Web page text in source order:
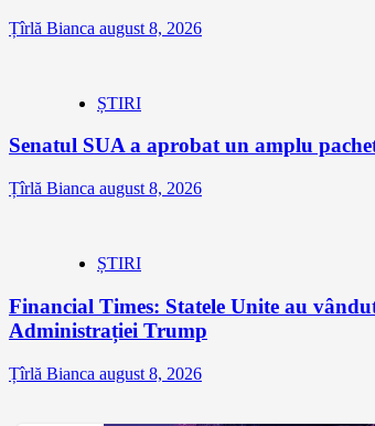
Țîrlă Bianca august 8, 2026
ȘTIRI
Senatul SUA a aprobat un amplu
Țîrlă Bianca august 8, 2026
ȘTIRI
Financial Times: Statele Unite au
Administrației Trump
Țîrlă Bianca august 8, 2026